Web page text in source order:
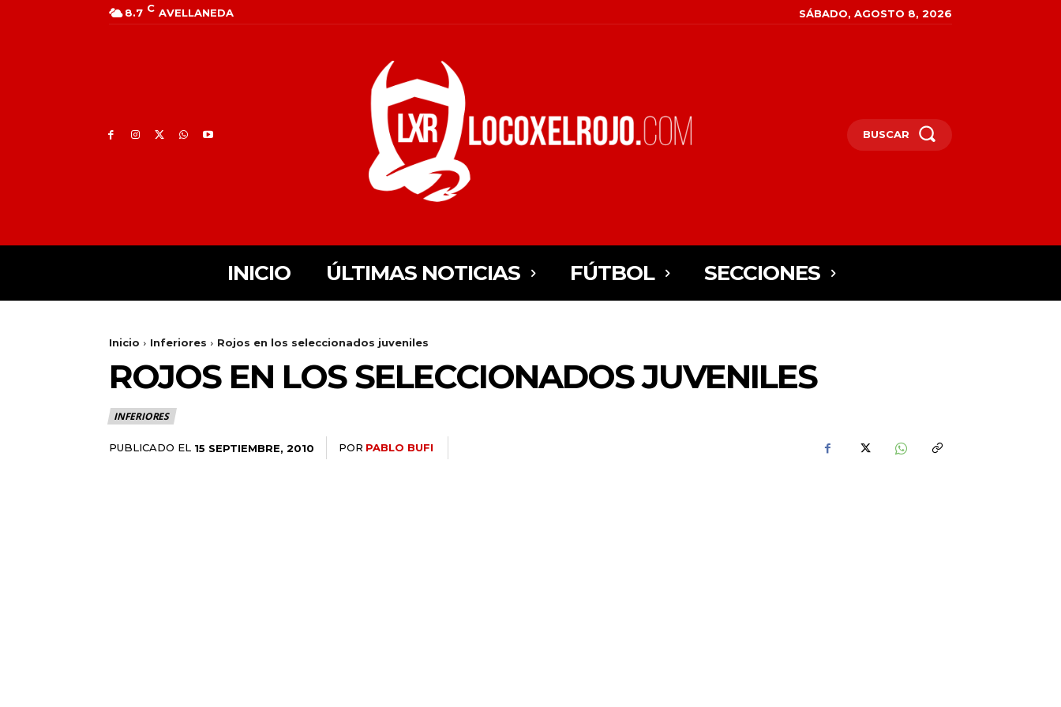
8.7 C AVELLANEDA SÁBADO, AGOSTO 8, 2026
BUSCAR
INICIO ÚLTIMAS NOTICIAS FÚTBOL SECCIONES
Inicio Inferiores Rojos en los seleccionados juveniles
ROJOS EN LOS SELECCIONADOS JUVENILES
INFERIORES
PUBLICADO EL 15 SEPTIEMBRE, 2010 POR PABLO BUFI